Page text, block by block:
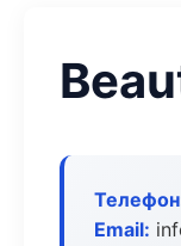
Email: